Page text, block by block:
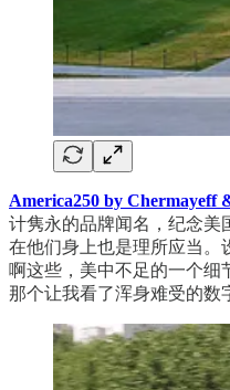
America250 by Chermayeff
计隽永的品牌闻名，纪念美
在他们身上也是理所应当。
啊这些，美中不足的一个细
那个让我看了浑身难受的数